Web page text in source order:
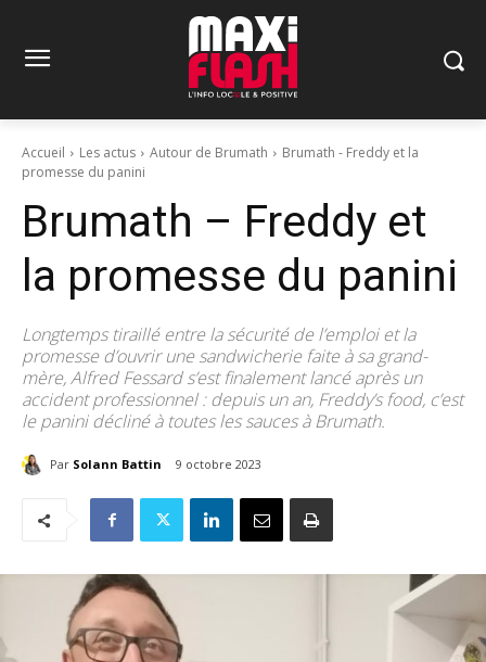
Accueil Les actus Autour de Brumath
Brumath - Freddy et la
promesse du panini
Brumath – Freddy et
la promesse du panini
Longtemps tiraillé entre la sécurité de l’emploi et la
promesse d’ouvrir une sandwicherie faite à sa grand-
mère, Alfred Fessard s’est finalement lancé après un
accident professionnel : depuis un an, Freddy’s food, c’est
le panini décliné à toutes les sauces à Brumath.
Par Solann Battin 9 octobre 2023